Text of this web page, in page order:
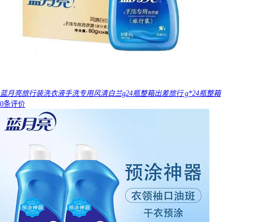
蓝月亮旅行装洗衣液手洗专用风清白兰g24瓶整箱出差旅行 g*24瓶整箱
0条评价